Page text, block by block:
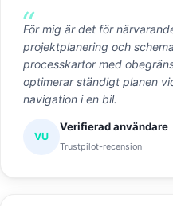
För mig är det för
projektplanering och
processkartor med
optimerar ständigt planen
navigation i en bil.
VU
Verifierad användare
Trustpilot-recension